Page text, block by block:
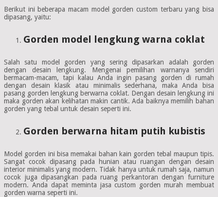
Berikut ini beberapa macam model gorden custom terbaru yang bisa
dipasang, yaitu:
Gorden model lengkung warna coklat
Salah satu model gorden yang sering dipasarkan adalah gorden
dengan desain lengkung. Mengenai pemilihan warnanya sendiri
bermacam-macam, tapi kalau Anda ingin pasang gorden di rumah
dengan desain klasik atau minimalis sederhana, maka Anda bisa
pasang gorden lengkung berwarna coklat. Dengan desain lengkung ini
maka gorden akan kelihatan makin cantik. Ada baiknya memilih bahan
gorden yang tebal untuk desain seperti ini.
Gorden berwarna hitam putih kubistis
Model gorden ini bisa memakai bahan kain gorden tebal maupun tipis.
Sangat cocok dipasang pada hunian atau ruangan dengan desain
interior minimalis yang modern. Tidak hanya untuk rumah saja, namun
cocok juga dipasangkan pada ruang perkantoran dengan furniture
modern. Anda dapat meminta jasa custom gorden murah membuat
gorden warna seperti ini.